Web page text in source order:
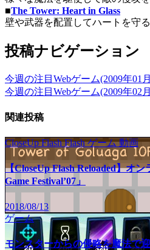
■The Tower: Heart in Glass
壁や武器を配置してハートを守る
投稿ナビゲーション
今週の注目Webゲーム(2009年01
今週の注目Webゲーム(2009年02
関連投稿
CloseUp FlashFlashゲーム動画
【CloseUp Flash Reloaded】オ
Game Festival’07」
2018/08/13
ゲーム
モンスターからの侵略を魔法で